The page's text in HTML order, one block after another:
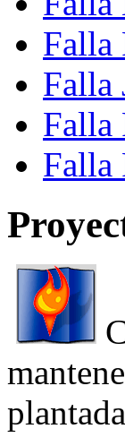
Falla
Falla
Falla
Falla